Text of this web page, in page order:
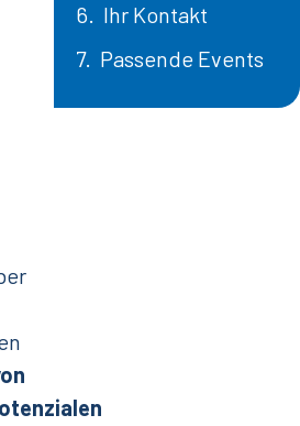
Ihr Kontakt
Passende Events